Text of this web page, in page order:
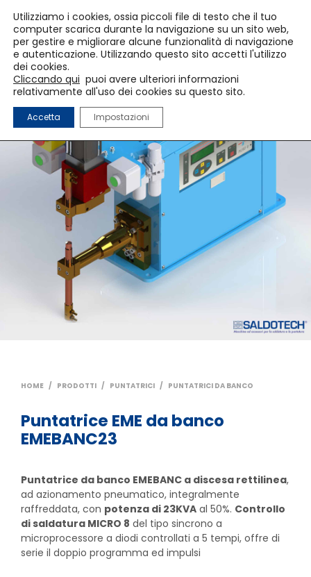
HOME / PRODOTTI / PUNTATRICI / PUNTATRICI DA BANCO
Puntatrice EME da banco
EMEBANC23
Puntatrice da banco EMEBANC a discesa rettilinea,
ad azionamento pneumatico, integralmente
raffreddata, con potenza di 23KVA al 50%. Controllo
di saldatura MICRO 8 del tipo sincrono a
microprocessore a diodi controllati a 5 tempi, offre di
serie il doppio programma ed impulsi
Utilizziamo i cookies, ossia piccoli file di testo che il tuo
computer scarica durante la navigazione su un sito web,
per gestire e migliorare alcune funzionalità di navigazione
e autenticazione. Utilizzando questo sito accetti l'utilizzo
dei cookies.
Cliccando qui puoi avere ulteriori informazioni
relativamente all'uso dei cookies su questo sito.
Accetta Impostazioni